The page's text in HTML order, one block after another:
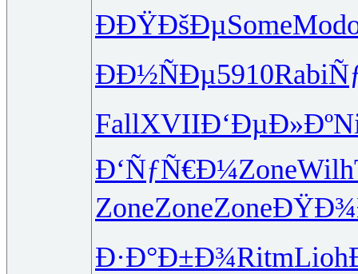
ÐÐŸÐšÐµSome
ÐÐ½ÑÐµ5910Rabi
FallXVIIÐ‘ÐµÐ»Ðº
Ð‘ÑƒÑ€Ð¼ZoneWilh
ZoneZoneZone
Ð·Ð°Ð±Ð¾RitmLioh